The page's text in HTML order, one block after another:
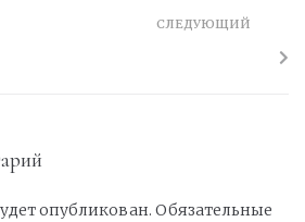
СЛЕДУЮЩИЙ
опубликован. Обязательные